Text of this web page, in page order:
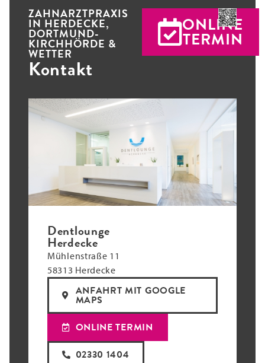
ZAHNARZTPRAXIS
IN HERDECKE,
DORTMUND-
KIRCHHÖRDE &
WETTER
Kontakt
ONLINE
TERMIN
Dentlounge
Herdecke
Mühlenstraße 11
58313 Herdecke
ANFAHRT MIT GOOGLE
MAPS
ONLINE TERMIN
02330 1404